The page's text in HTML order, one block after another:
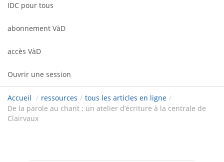
IDC pour tous
abonnement VàD
accès VàD
Ouvrir une session
Accueil / ressources / tous les articles en ligne /
De la parole au chant : un atelier d’écriture à la centrale de
Clairvaux